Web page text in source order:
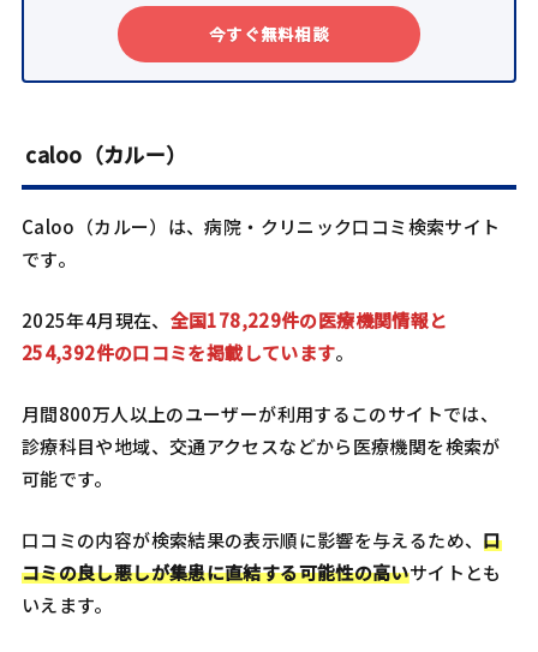
今すぐ無料相談
caloo（カルー）
Caloo（カルー）は、病院・クリニック口コミ検索サイト
です。
2025年4月現在、 全国178,229件の医療機関情報と
254,392件の口コミを掲載しています。
月間800万人以上のユーザーが利用するこのサイトでは、
診療科目や地域、交通アクセスなどから医療機関を検索が
可能です。
口コミの内容が検索結果の表示順に影響を与えるため、 口
コミの良し悪しが集患に直結する可能性の高いサイトとも
いえます。